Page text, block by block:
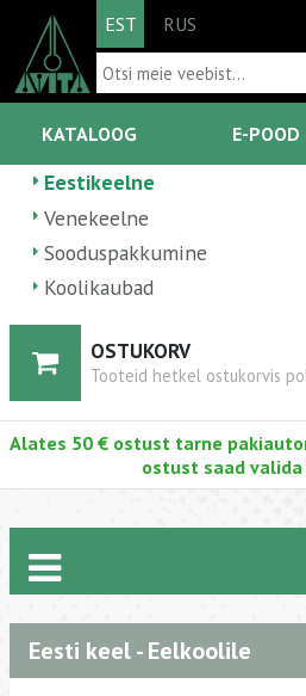
EST RUS
KATALOOG E-POOD
Eestikeelne
Venekeelne
Sooduspakkumine
Koolikaubad
OSTUKORV
Tooteid hetkel ostukorvis
Alates 50 € ostust tarne
ostust saad
Eesti keel - Eelkoolile